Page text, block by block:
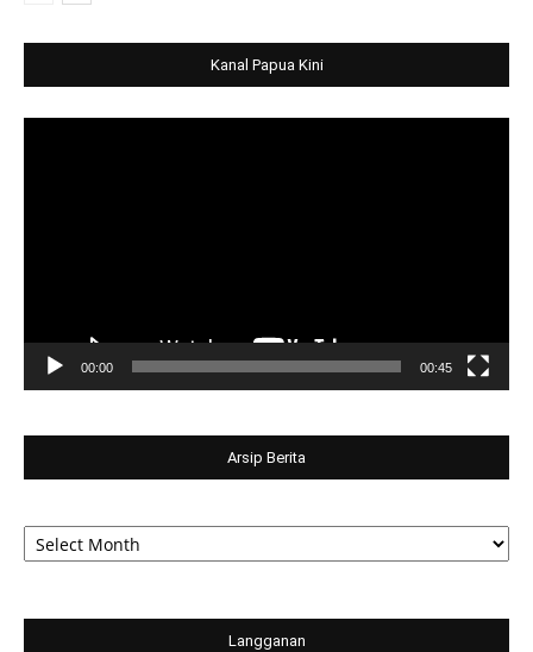
Kanal Papua Kini
00:00 00:45
Arsip Berita
Arsip
Berita
Langganan